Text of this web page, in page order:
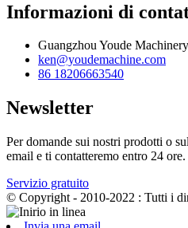
Informazioni di
Guangzhou Youde
ken@youdemachine.com
86 18206663540
Newsletter
Per domande sui nostri prodotti o
email e ti contatteremo entro 24 ore.
Servizio gratuito
© Copyright - 2010-2022 : Tutti i